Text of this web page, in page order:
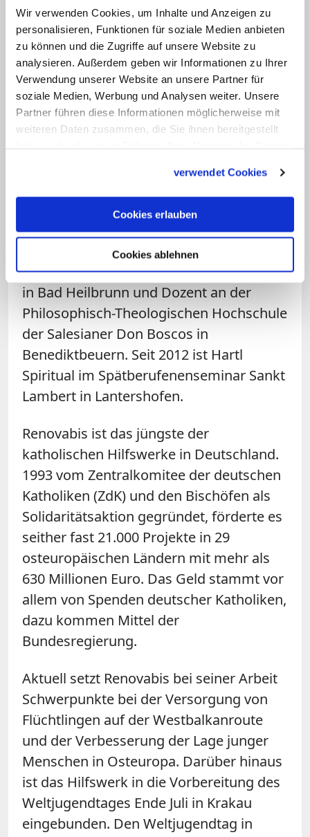
Wir verwenden Cookies, um Inhalte und Anzeigen zu
personalisieren, Funktionen für soziale Medien anbieten
zu können und die Zugriffe auf unsere Website zu
analysieren. Außerdem geben wir Informationen zu Ihrer
Verwendung unserer Website an unsere Partner für
soziale Medien, Werbung und Analysen weiter. Unsere
Partner führen diese Informationen möglicherweise mit
weiteren Daten zusammen, die Sie ihnen bereitgestellt
verwendet Cookies
Cookies erlauben
Cookies ablehnen
Hilfswerks Renovabis.
Der künftige Renovabis-Geschäftsführer
Hartl wurde 1964 in Herrsching am
Ammersee geboren und 1990 zum
Priester geweiht. Nach Stationen in
wurde er 1993 Sekretär des damaligen
einem Promotionsstudium wurde er
2000 Subregens des Augsburger
Priesterseminars, 2003 dann Regens. Ab
2009 war er Pfarrer und Klinikseelsorger
in Bad Heilbrunn und Dozent an der
Philosophisch-Theologischen Hochschule
der Salesianer Don Boscos in
Benediktbeuern. Seit 2012 ist Hartl
Spiritual im Spätberufenenseminar Sankt
Lambert in Lantershofen.
Renovabis ist das jüngste der
katholischen Hilfswerke in Deutschland.
1993 vom Zentralkomitee der deutschen
Katholiken (ZdK) und den Bischöfen als
Solidaritätsaktion gegründet, förderte es
seither fast 21.000 Projekte in 29
osteuropäischen Ländern mit mehr als
630 Millionen Euro. Das Geld stammt vor
allem von Spenden deutscher Katholiken,
dazu kommen Mittel der
Bundesregierung.
Aktuell setzt Renovabis bei seiner Arbeit
Schwerpunkte bei der Versorgung von
Flüchtlingen auf der Westbalkanroute
und der Verbesserung der Lage junger
Menschen in Osteuropa. Darüber hinaus
ist das Hilfswerk in die Vorbereitung des
Weltjugendtages Ende Juli in Krakau
eingebunden. Den Weltjugendtag in